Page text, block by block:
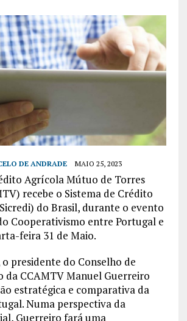
DE ANDRADE MAIO 25, 2023
Agrícola Mútuo de Torres
recebe o Sistema de Crédito
do Brasil, durante o evento
Cooperativismo entre Portugal e
feira 31 de Maio.
presidente do Conselho de
da CCAMTV Manuel Guerreiro
estratégica e comparativa da
Numa perspectiva da
Guerreiro fará uma